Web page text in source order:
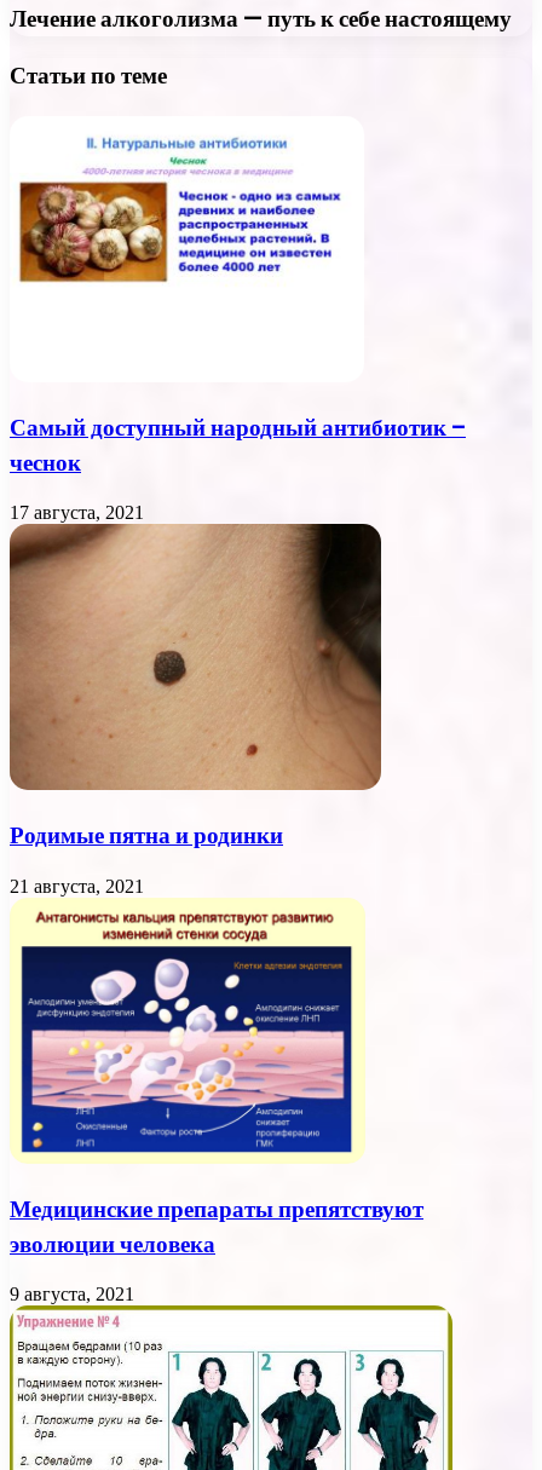
Лечение алкоголизма — путь к себе настоящему
Статьи по теме
Самый доступный народный антибиотик –
чеснок
17 августа, 2021
Родимые пятна и родинки
21 августа, 2021
Медицинские препараты препятствуют
эволюции человека
9 августа, 2021